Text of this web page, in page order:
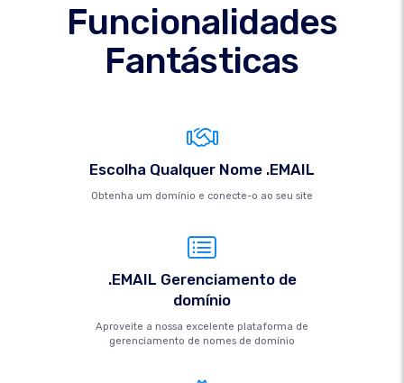
Funcionalidades
Fantásticas
Escolha Qualquer Nome .EMAIL
Obtenha um domínio e conecte-o ao seu site
.EMAIL Gerenciamento de
domínio
Aproveite a nossa excelente plataforma de
gerenciamento de nomes de domínio